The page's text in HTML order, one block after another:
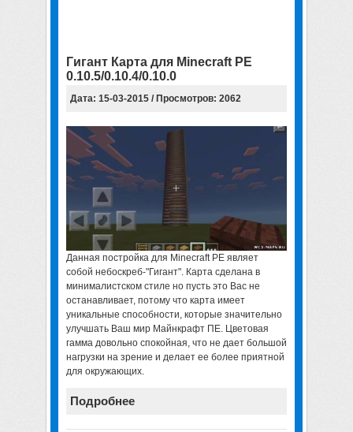
Гигант Карта для Minecraft PE
0.10.5/0.10.4/0.10.0
Дата: 15-03-2015 / Просмотров: 2062
Данная постройка для Minecraft PE являет
собой небоскреб-"Гигант". Карта сделана в
минималистском стиле но пусть это Вас не
останавливает, потому что карта имеет
уникальные способности, которые значительно
улучшать Ваш мир Майнкрафт ПЕ. Цветовая
гамма довольно спокойная, что не дает большой
нагрузки на зрение и делает ее более приятной
для окружающих.
Подробнее